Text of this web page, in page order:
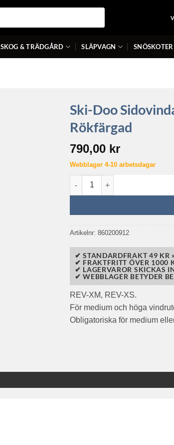
SKOG & TRÄDGÅRD SLÄPVAGN SNÖSKOTER
Ski-Doo
Rökfärgad
790,00 kr
Webblager 4-10 arbetsdagar
Ski-Doo Sidovindavvisare för
Artikelnr: 860200912
✔ STANDARDFRAKT 49 KR »
✔ FRAKTFRITT ÖVER 1000
✔ LAGERVAROR SKICKAS
✔ WEBBLAGER BETYDER
REV-XM, REV-XS.
För medium och höga
Obligatoriska för medium